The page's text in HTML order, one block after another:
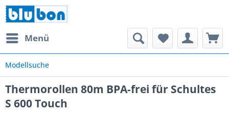
Menü
Modellsuche
Thermorollen 80m BPA-frei für Schultes
S 600 Touch